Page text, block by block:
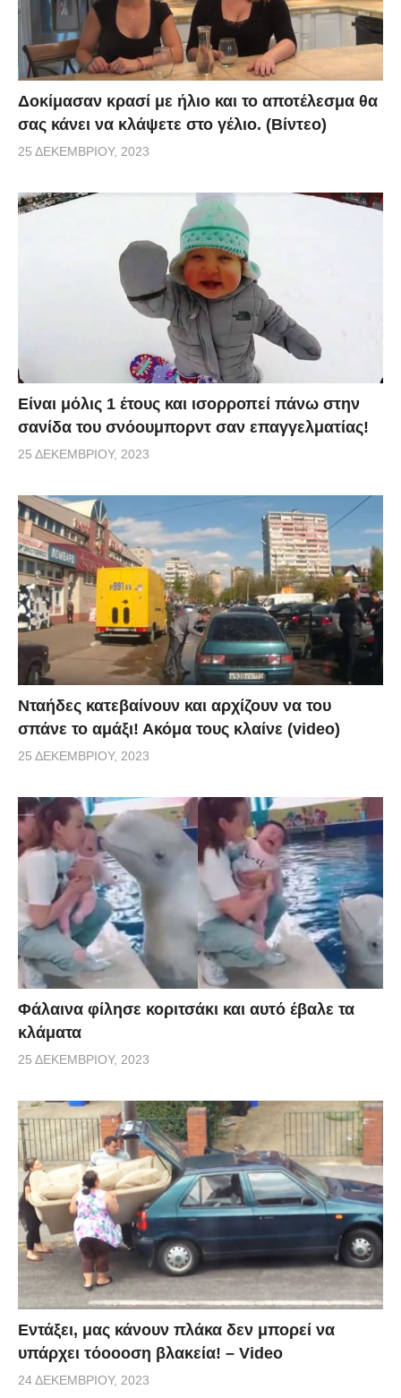
Δοκίμασαν κρασί με ήλιο και το αποτέλεσμα θα
σας κάνει να κλάψετε στο γέλιο. (Βίντεο)
25 ΔΕΚΕΜΒΡΊΟΥ, 2023
Είναι μόλις 1 έτους και ισορροπεί πάνω στην
σανίδα του σνόουμπορντ σαν επαγγελματίας!
25 ΔΕΚΕΜΒΡΊΟΥ, 2023
Νταήδες κατεβαίνουν και αρχίζουν να του
σπάνε το αμάξι! Ακόμα τους κλαίνε (video)
25 ΔΕΚΕΜΒΡΊΟΥ, 2023
Φάλαινα φίλησε κοριτσάκι και αυτό έβαλε τα
κλάματα
25 ΔΕΚΕΜΒΡΊΟΥ, 2023
Εντάξει, μας κάνουν πλάκα δεν μπορεί να
υπάρχει τόοοοση βλακεία! – Video
24 ΔΕΚΕΜΒΡΊΟΥ, 2023